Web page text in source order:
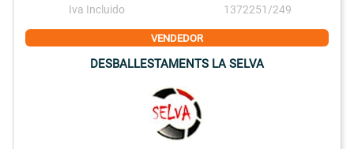
Iva Incluido 1372251/249
VENDEDOR
DESBALLESTAMENTS LA SELVA